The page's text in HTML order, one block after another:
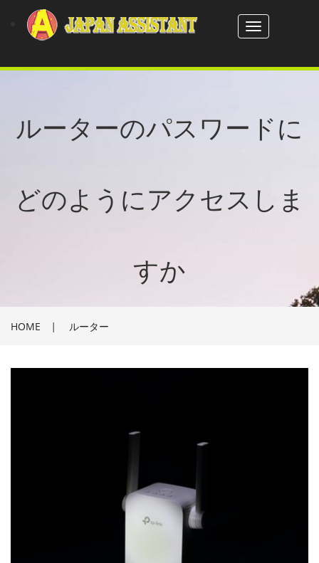
Toggle
navigation
ルーターのパスワードに
どのようにアクセスしま
すか
HOME | ルーター